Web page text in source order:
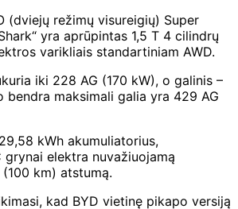
(dviejų režimų visureigių) Super
yra aprūpintas 1,5 T 4 cilindrų
varikliais standartiniam AWD.
iki 228 AG (170 kW), o galinis –
bendra maksimali galia yra 429 AG
kWh akumuliatorius,
grynai elektra nuvažiuojamą
km) atstumą.
kad BYD vietinę pikapo versiją